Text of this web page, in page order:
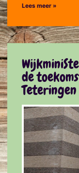
Lees meer »
de
Teteringen